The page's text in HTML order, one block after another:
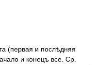
(первая и послѣдняя
и конецъ все. Ср.